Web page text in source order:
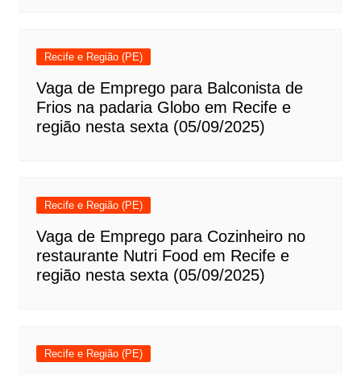
Recife e Região (PE)
Vaga de Emprego para Balconista de
Frios na padaria Globo em Recife e
região nesta sexta (05/09/2025)
Recife e Região (PE)
Vaga de Emprego para Cozinheiro no
restaurante Nutri Food em Recife e
região nesta sexta (05/09/2025)
Recife e Região (PE)